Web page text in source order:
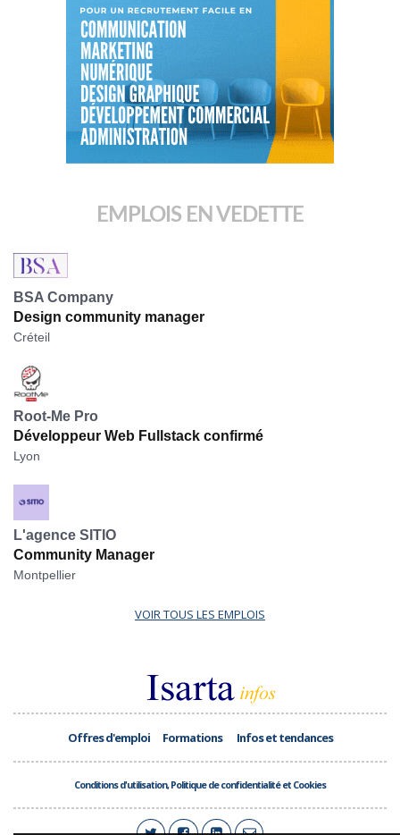
EMPLOIS EN VEDETTE
BSA Company
Design community manager
Créteil
Root-Me Pro
Développeur Web Fullstack confirmé
Lyon
L'agence SITIO
Community Manager
Montpellier
VOIR TOUS LES EMPLOIS
Offres d'emploi Formations Infos et tendances
Conditions d'utilisation, Politique de confidentialité et Cookies